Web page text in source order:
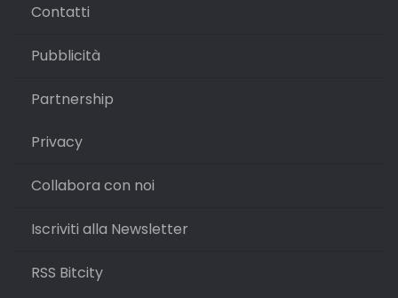
Contatti
Pubblicità
Partnership
Privacy
Collabora con noi
Iscriviti alla Newsletter
RSS Bitcity